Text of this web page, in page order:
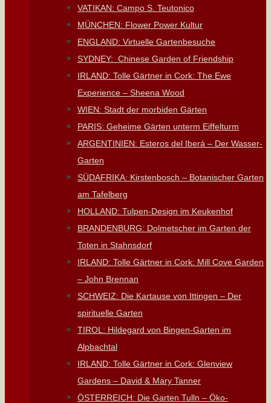
VATIKAN: Campo S. Teutonico
MÜNCHEN: Flower Power Kultur
ENGLAND: Virtuelle Gartenbesuche
SYDNEY: Chinese Garden of Friendship
IRLAND: Tolle Gärtner in Cork: The Ewe
Experience – Sheena Wood
WIEN: Stadt der morbiden Gärten
PARIS: Geheime Gärten unterm Eiffelturm
ARGENTINIEN: Esteros del Iberá – Der Wasser-
Garten
SÜDAFRIKA: Kirstenbosch – Botanischer Garten
am Tafelberg
HOLLAND: Tulpen-Design im Keukenhof
BRANDENBURG: Dolmetscher im Garten der
Toten in Stahnsdorf
IRLAND: Tolle Gärtner in Cork: Mill Cove Garden
– John Brennan
SCHWEIZ: Die Kartause von Ittingen – Der
spirituelle Garten
TIROL: Hildegard von Bingen-Garten im
Alpbachtal
IRLAND: Tolle Gärtner in Cork: Glenview
Gardens – David & Mary Tanner
ÖSTERREICH: Die Garten Tulln – Öko-